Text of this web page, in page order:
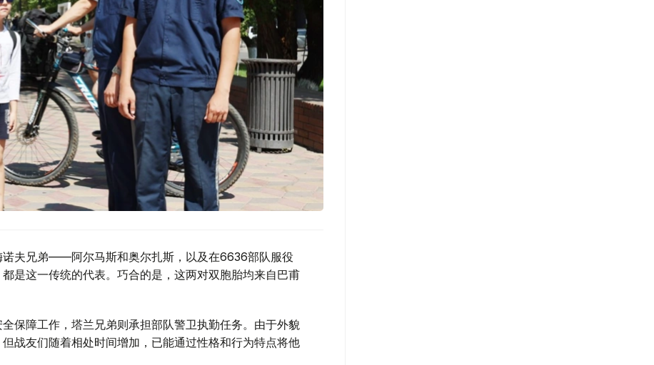
诺夫兄弟——阿尔马斯和奥尔扎斯，以及在6636部队服役
是这一传统的代表。巧合的是，这两对双胞胎均来自巴甫
保障工作，塔兰兄弟则承担部队警卫执勤任务。由于外貌
战友们随着相处时间增加，已能通过性格和行为特点将他